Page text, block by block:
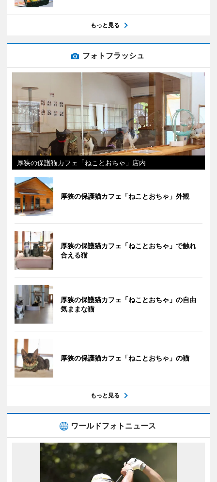
もっと見る
フォトフラッシュ
厚狭の保護猫カフェ「ねことおちゃ」店内
厚狭の保護猫カフェ「ねことおちゃ」外観
厚狭の保護猫カフェ「ねことおちゃ」で触れ
合える猫
厚狭の保護猫カフェ「ねことおちゃ」の自由
気ままな猫
厚狭の保護猫カフェ「ねことおちゃ」の猫
もっと見る
ワールドフォトニュース